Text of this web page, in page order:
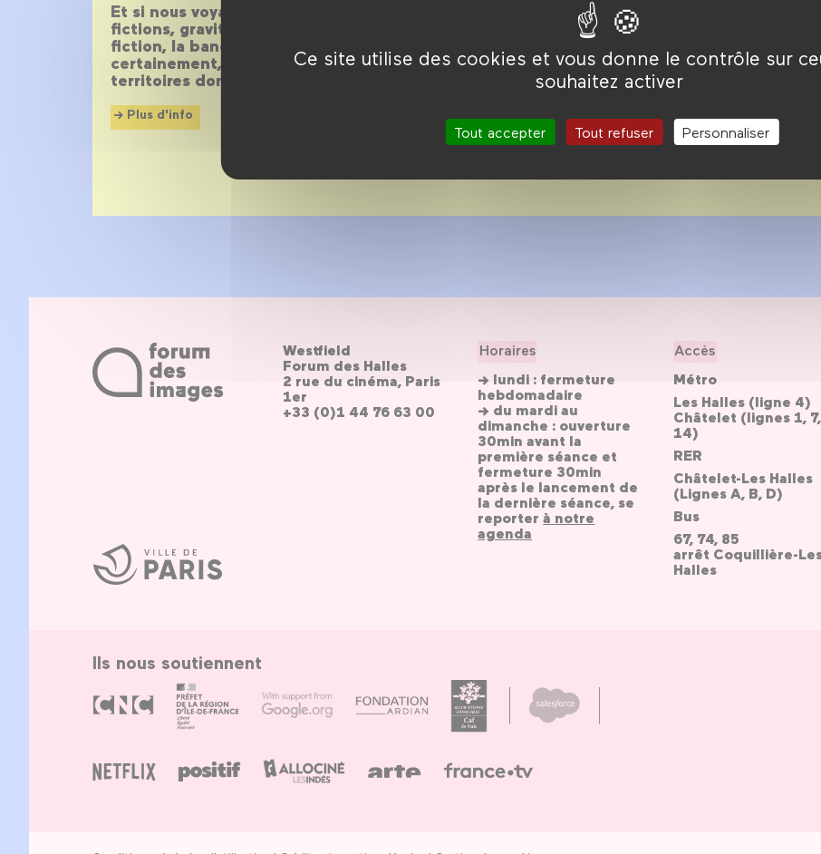
Ce site utilise des cookies et vous donne le contrôle sur
souhaitez activer
Tout accepter Tout refuser Personnaliser
Et si nous voyagions vers les pôles ? Entre documentaires et
fictions, gravité écologique et divertissement de science-
fiction, la banquise et ses dépendances demeurent très
certainement, avec la jungle et le désert, l’un des rares
territoires dont le mystère provoque encore la fascination.
Plus d'info
Ville
de
Paris
Westfield
Forum des Halles
2 rue du cinéma, Paris
1er
+33 (0)1 44 76 63 00
Horaires
→ lundi : fermeture
hebdomadaire
→ du mardi au
dimanche : ouverture
30min avant la
première séance et
fermeture 30min
après le lancement de
la dernière séance, se
reporterà notre
agenda
Accès
Métro
Les Halles (ligne 4)
Châtelet (lignes 1, 7,
14)
RER
Châtelet-Les Halles
(Lignes A, B, D)
Bus
67, 74, 85
arrêt Coquillière-
Halles
Ils nous soutiennent